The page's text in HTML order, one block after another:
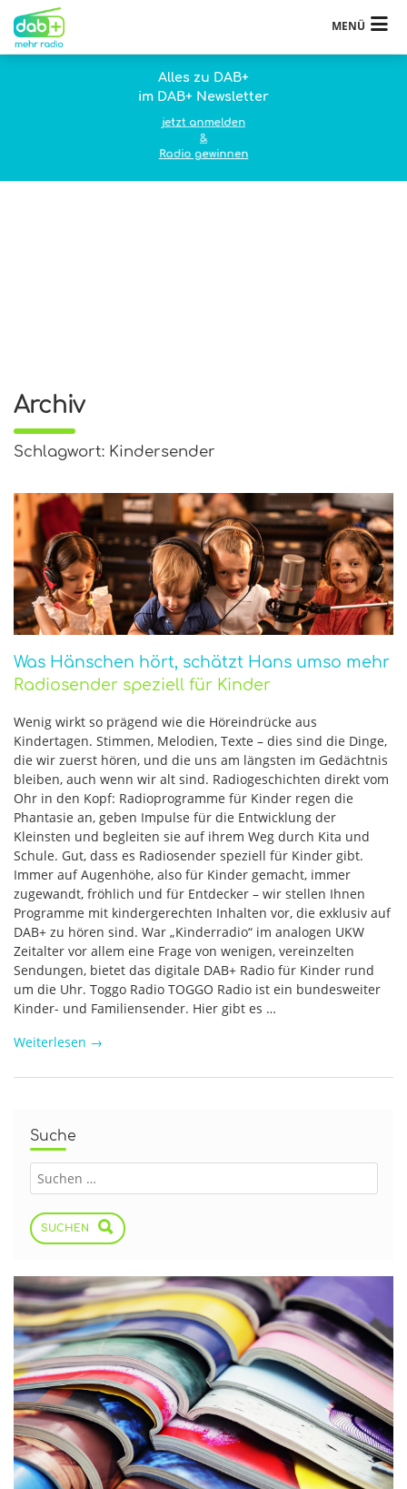
MENÜ
Alles zu DAB+
im DAB+ Newsletter
jetzt anmelden
&
Radio gewinnen
Archiv
Schlagwort: Kindersender
Was Hänschen hört, schätzt Hans umso mehr
Radiosender speziell für Kinder
Wenig wirkt so prägend wie die Höreindrücke aus
Kindertagen. Stimmen, Melodien, Texte – dies sind die Dinge,
die wir zuerst hören, und die uns am längsten im Gedächtnis
bleiben, auch wenn wir alt sind. Radiogeschichten direkt vom
Ohr in den Kopf: Radioprogramme für Kinder regen die
Phantasie an, geben Impulse für die Entwicklung der
Kleinsten und begleiten sie auf ihrem Weg durch Kita und
Schule. Gut, dass es Radiosender speziell für Kinder gibt.
Immer auf Augenhöhe, also für Kinder gemacht, immer
zugewandt, fröhlich und für Entdecker – wir stellen Ihnen
Programme mit kindergerechten Inhalten vor, die exklusiv auf
DAB+ zu hören sind. War „Kinderradio“ im analogen UKW
Zeitalter vor allem eine Frage von wenigen, vereinzelten
Sendungen, bietet das digitale DAB+ Radio für Kinder rund
um die Uhr. Toggo Radio TOGGO Radio ist ein bundesweiter
Kinder- und Familiensender. Hier gibt es …
Weiterlesen →
Suche
SUCHEN